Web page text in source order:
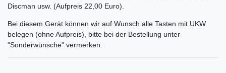
Discman usw. (Aufpreis 22,00 Euro).
Bei diesem Gerät können wir auf Wunsch alle Tasten mit UKW
belegen (ohne Aufpreis), bitte bei der Bestellung unter
"Sonderwünsche" vermerken.